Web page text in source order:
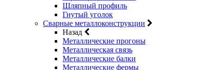
Шляпный профиль
Гнутый уголок
Сварные металлоконструкции
Назад
Металлические прогоны
Металлическая связь
Металлические балки
Металлические фермы